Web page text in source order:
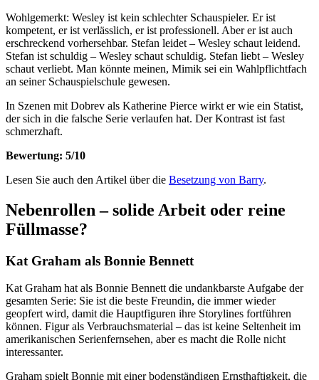
Wohlgemerkt: Wesley ist kein schlechter Schauspieler. Er ist
kompetent, er ist verlässlich, er ist professionell. Aber er ist auch
erschreckend vorhersehbar. Stefan leidet – Wesley schaut leidend.
Stefan ist schuldig – Wesley schaut schuldig. Stefan liebt – Wesley
schaut verliebt. Man könnte meinen, Mimik sei ein Wahlpflichtfach
an seiner Schauspielschule gewesen.
In Szenen mit Dobrev als Katherine Pierce wirkt er wie ein Statist,
der sich in die falsche Serie verlaufen hat. Der Kontrast ist fast
schmerzhaft.
Bewertung: 5/10
Lesen Sie auch den Artikel über die Besetzung von Barry.
Nebenrollen – solide Arbeit oder reine
Füllmasse?
Kat Graham als Bonnie Bennett
Kat Graham hat als Bonnie Bennett die undankbarste Aufgabe der
gesamten Serie: Sie ist die beste Freundin, die immer wieder
geopfert wird, damit die Hauptfiguren ihre Storylines fortführen
können. Figur als Verbrauchsmaterial – das ist keine Seltenheit im
amerikanischen Serienfernsehen, aber es macht die Rolle nicht
interessanter.
Graham spielt Bonnie mit einer bodenständigen Ernsthaftigkeit, die